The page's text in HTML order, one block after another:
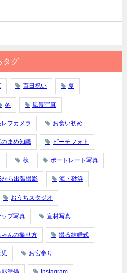
タグ
百日祝い 夏
冬 風景写真
フカメラ お食い初め
のまめ知識 ビーチフォト
秋 ポートレート写真
から出張撮影 海・砂浜
おうちスタジオ
ップ写真 宣材写真
ゃんの撮り方 撮る結婚式
児 お宮参り